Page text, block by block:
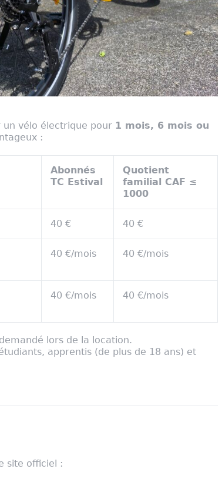
un vélo électrique pour 1 mois, 6 mois ou
:
Abonnés
TC Estival
Quotient
familial CAF ≤
1000
40 € 40 €
40 €/mois 40 €/mois
40 €/mois 40 €/mois
lors de la location.
apprentis (de plus de 18 ans) et
site officiel :